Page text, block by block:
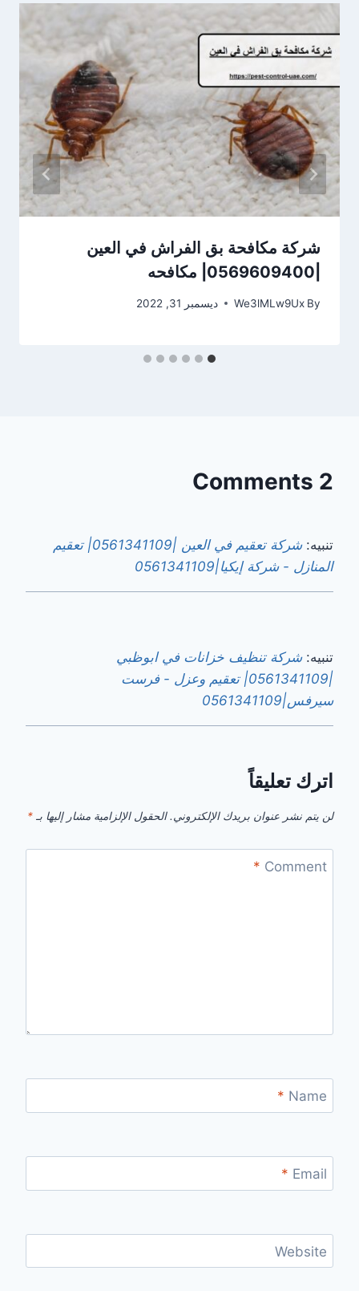
شركة مكافحة بق الفراش في العين
By
We3lMLw9Ux ديسمبر 31, 2022
2 Comments
تنبيه:
شركة تعقيم في العين |0561341109| تعقيم
المنازل - شركة إيكيا|0561341109
تنبيه:شركة تنظيف خزانات في ابوظبي
|0561341109| تعقيم وعزل - فرست
سيرفس|0561341109
اترك تعليقاً
لن يتم نشر عنوان بريدك الإلكتروني. الحقول الإلزامية مشار إليها بـ *
Comment
*
Name
*
Email
*
Website